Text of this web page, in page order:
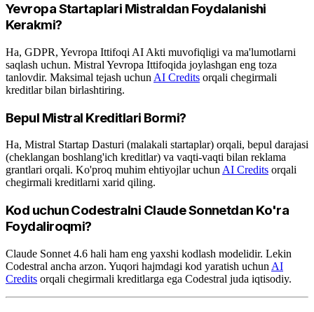
Yevropa Startaplari Mistraldan Foydalanishi
Kerakmi?
Ha, GDPR, Yevropa Ittifoqi AI Akti muvofiqligi va ma'lumotlarni
saqlash uchun. Mistral Yevropa Ittifoqida joylashgan eng toza
tanlovdir. Maksimal tejash uchun AI Credits orqali chegirmali
kreditlar bilan birlashtiring.
Bepul Mistral Kreditlari Bormi?
Ha, Mistral Startap Dasturi (malakali startaplar) orqali, bepul darajasi
(cheklangan boshlang'ich kreditlar) va vaqti-vaqti bilan reklama
grantlari orqali. Ko'proq muhim ehtiyojlar uchun AI Credits orqali
chegirmali kreditlarni xarid qiling.
Kod uchun Codestralni Claude Sonnetdan Ko'ra
Foydaliroqmi?
Claude Sonnet 4.6 hali ham eng yaxshi kodlash modelidir. Lekin
Codestral ancha arzon. Yuqori hajmdagi kod yaratish uchun AI
Credits orqali chegirmali kreditlarga ega Codestral juda iqtisodiy.